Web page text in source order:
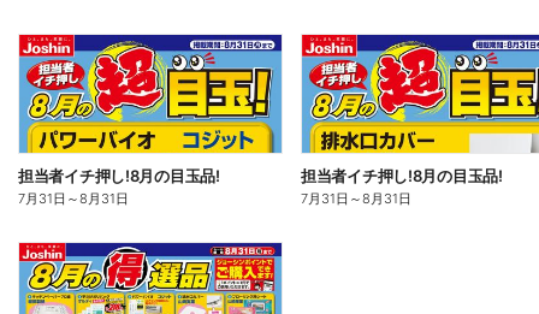
担当者イチ押し!8月の目玉品!
7月31日 ～8月31日
担当者イチ押し!8月の目玉品!
7月31日 ～8月31日